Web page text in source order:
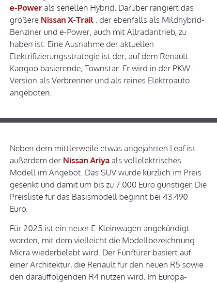
e-Powerals seriellen Hybrid. Darüber rangiert das
größere Nissan X-Trail , der ebenfalls als Mildhybrid-
Benziner und e-Power, auch mit Allradantrieb, zu
haben ist. Eine Ausnahme der aktuellen
Elektrifizierungsstrategie ist der, auf dem Renault
Kangoo basierende, Townstar: Er wird in der PKW-
Version als Verbrenner und als reines Elektroauto
angeboten.
Neben dem mittlerweile etwas angejahrten Leaf ist
außerdem der Nissan Ariyaals vollelektrisches
Modell im Angebot. Das SUV wurde kürzlich im Preis
gesenkt und damit um bis zu 7.000 Euro günstiger. Die
Preisliste für das Basismodell beginnt bei 43.490
Euro.
Für 2025 ist ein neuer E-Kleinwagen angekündigt
worden, mit dem vielleicht die Modellbezeichnung
Micra wiederbelebt wird. Der Fünftürer basiert auf
einer Architektur, die Renault für den neuen R5 sowie
den darauffolgenden R4 nutzen wird. Im Europa-